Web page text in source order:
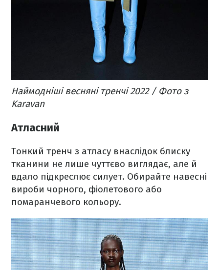
Наймодніші весняні тренчі 2022 / Фото з
Karavan
Атласний
Тонкий тренч з атласу внаслідок блиску
тканини не лише чуттєво виглядає, але й
вдало підкреслює силует. Обирайте навесні
вироби чорного, фіолетового або
помаранчевого кольору.